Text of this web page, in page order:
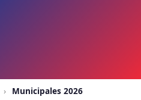
› Municipales 2026